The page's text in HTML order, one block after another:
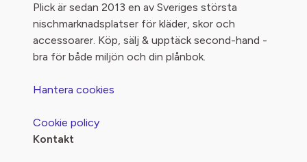
Plick är sedan 2013 en av Sveriges största
nischmarknadsplatser för kläder, skor och
accessoarer. Köp, sälj & upptäck second-hand -
bra för både miljön och din plånbok.
Hantera cookies
Cookie policy
Kontakt